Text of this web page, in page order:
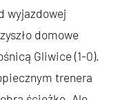
wyjazdowej
domowe
Gliwice (1-0).
trenera